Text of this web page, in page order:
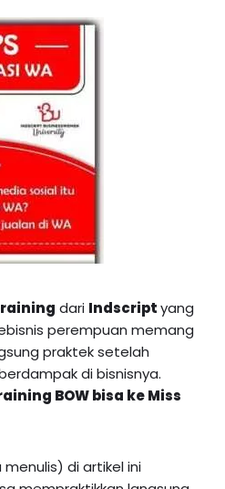
dari Indscriptyang
perempuan memang
praktek setelah
di bisnisnya.
BOWbisa ke Miss
di artikel ini